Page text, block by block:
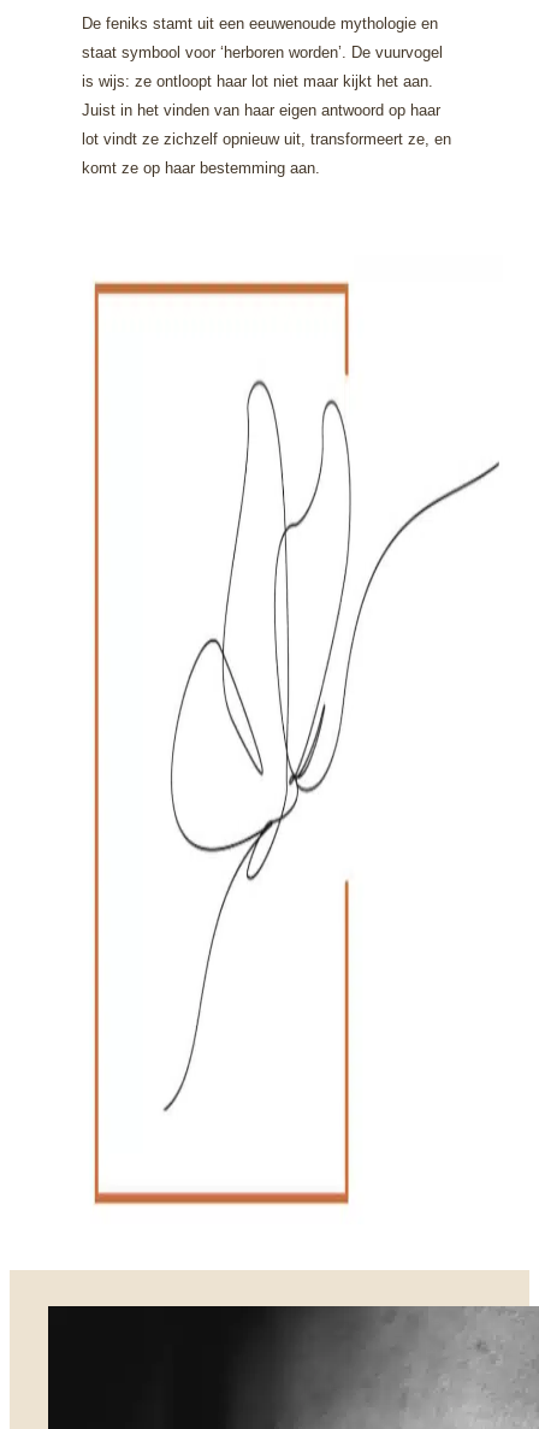
De feniks stamt uit een eeuwenoude mythologie en
staat symbool voor ‘herboren worden’. De vuurvogel
is wijs: ze ontloopt haar lot niet maar kijkt het aan.
Juist in het vinden van haar eigen antwoord op haar
lot vindt ze zichzelf opnieuw uit, transformeert ze, en
komt ze op haar bestemming aan.